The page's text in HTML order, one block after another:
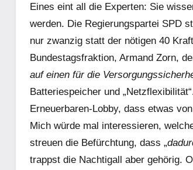
Eines eint all die Experten: Sie
werden. Die Regierungspartei SPD
nur zwanzig statt der nötigen 40
Bundestagsfraktion, Armand Zorn,
auf einen für die
Batteriespeicher und
Erneuerbaren-Lobby, dass etwas
Mich würde mal interessieren,
streuen die Befürchtung, dass „
trappst die Nachtigall aber gehörig.